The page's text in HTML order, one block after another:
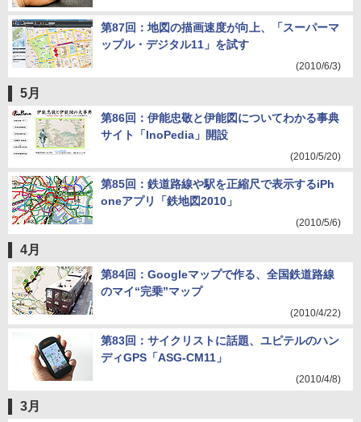
第87回：地図の描画速度が向上、「スーパーマ
ップル・デジタル11」を試す
(2010/6/3)
5月
第86回：伊能忠敬と伊能図についてわかる事典
サイト「InoPedia」開設
(2010/5/20)
第85回：鉄道路線や駅を正縮尺で表示するiPh
oneアプリ「鉄地図2010」
(2010/5/6)
4月
第84回：Googleマップで作る、全国鉄道路線
のマイ“完乗”マップ
(2010/4/22)
第83回：サイクリストに話題、ユピテルのハン
ディGPS「ASG-CM11」
(2010/4/8)
3月